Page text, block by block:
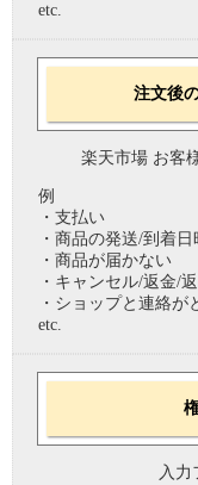
etc.
注文後
楽天市場 お客
例
・支払い
・商品の発送/到着
・商品が届かない
・キャンセル/返金/
・ショップと連絡が
etc.
入力